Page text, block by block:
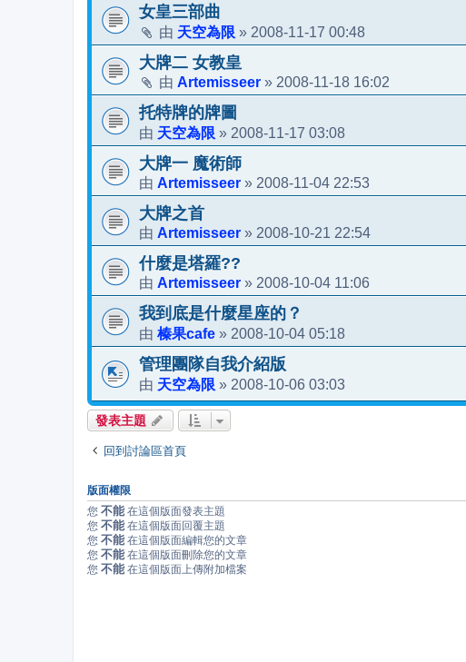
女皇三部曲
由 天空為限 » 2008-11-17 00:48
大牌二 女教皇
由 Artemisseer » 2008-11-18 16:02
托特牌的牌圖
由 天空為限 » 2008-11-17 03:08
大牌一 魔術師
由 Artemisseer » 2008-11-04 22:53
大牌之首
由 Artemisseer » 2008-10-21 22:54
什麼是塔羅??
由 Artemisseer » 2008-10-04 11:06
我到底是什麼星座的？
由 榛果cafe » 2008-10-04 05:18
管理團隊自我介紹版
由 天空為限 » 2008-10-06 03:03
發表主題
回到討論區首頁
版面權限
您 不能 在這個版面發表主題
您 不能 在這個版面回覆主題
您 不能 在這個版面編輯您的文章
您 不能 在這個版面刪除您的文章
您 不能 在這個版面上傳附加檔案